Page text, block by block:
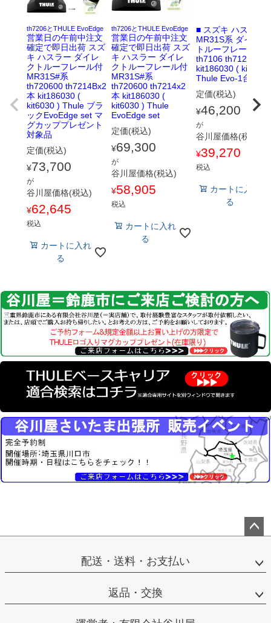
th7206とTHULE EvoEdge
営業日の午前中注文
確定で即日出荷 スズ
キ ハスラー ダイレ
クトルーフレール付
MR31S#系
th720600 th7214Bx2
本 kit186030 (
kit6030 ) Thule ブラ
ックEvoEdge set マ
グカッププレゼント
対象品
定価(税込)
¥73,700
が
谷川屋価格(税込)
¥62,645
税込
カートに入れ
る
th7206とTHULE EvoEdge
営業日の午前中注文
確定で即日出荷 スズ
キ ハスラー ダイレ
クトルーフレール付
MR31S#系
th720600 th7214x2
本 kit186030 (
kit6030 ) Thule
EvoEdge set
定価(税込)
¥69,300
が
谷川屋価格(税込)
¥58,905
税込
カートに入れ
る
■ スズキ ハスラー
MR31S系 ダイレク
トルーフレール付
th7106 th7122
kit186030 ( kit6030
Thule Evo-1台分set
定価(税込)
¥46,200
が
谷川屋価格(税込)
¥39,270
税込
カートに入れ
る
ップ
配送・送料・お支払い
返品・交換